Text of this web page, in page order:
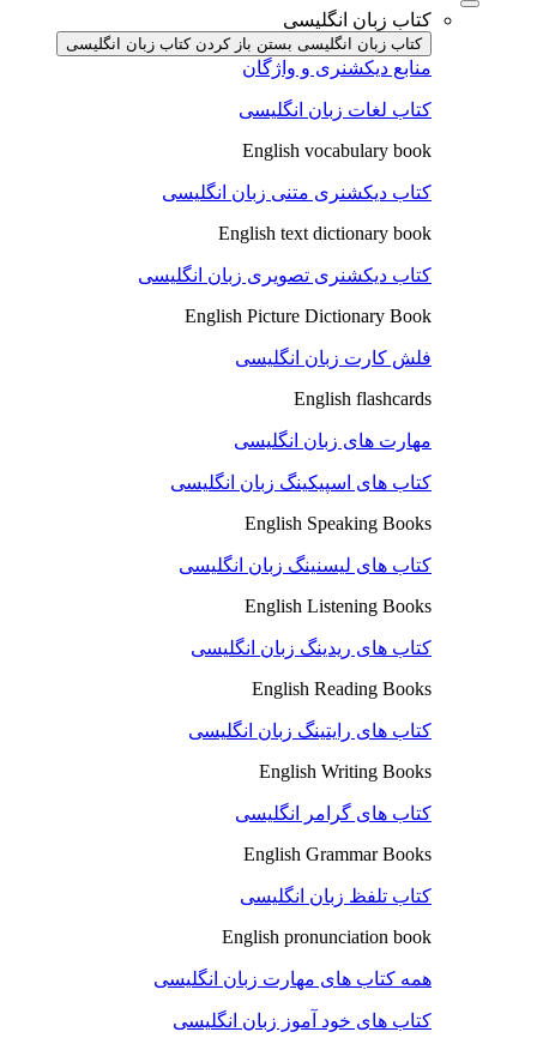
کتاب زبان انگلیسی
کتاب زبان انگلیسی بستن باز کردن کتاب زبان انگلیسی
منابع دیکشنری و واژگان
کتاب لغات زبان انگلیسی
English vocabulary book
کتاب دیکشنری متنی زبان انگلیسی
English text dictionary book
کتاب دیکشنری تصویری زبان انگلیسی
English Picture Dictionary Book
فلش کارت زبان انگلیسی
English flashcards
مهارت های زبان انگلیسی
کتاب های اسپیکینگ زبان انگلیسی
English Speaking Books
کتاب های لیسنینگ زبان انگلیسی
English Listening Books
کتاب های ریدینگ زبان انگلیسی
English Reading Books
کتاب های رایتینگ زبان انگلیسی
English Writing Books
کتاب های گرامر انگلیسی
English Grammar Books
کتاب تلفظ زبان انگلیسی
English pronunciation book
همه کتاب های مهارت زبان انگلیسی
کتاب های خود آموز زبان انگلیسی